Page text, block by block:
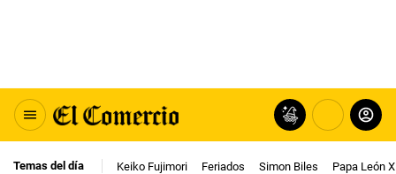
Temas del día Keiko Fujimori Feriados Simon Biles Papa León